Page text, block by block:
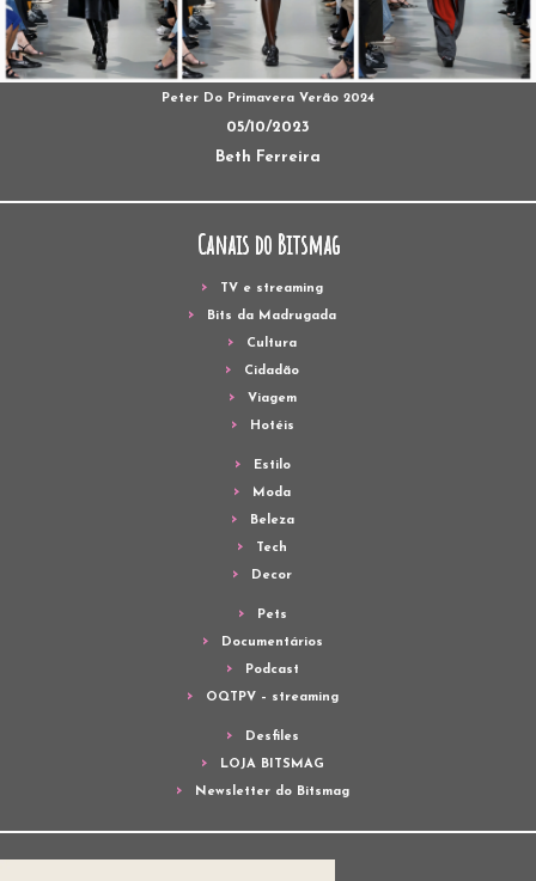
Peter Do Primavera Verão 2024
05/10/2023
Beth Ferreira
Canais do Bitsmag
TV e streaming
Bits da Madrugada
Cultura
Cidadão
Viagem
Hotéis
Estilo
Moda
Beleza
Tech
Decor
Pets
Documentários
Podcast
OQTPV – streaming
Desfiles
LOJA BITSMAG
Newsletter do Bitsmag